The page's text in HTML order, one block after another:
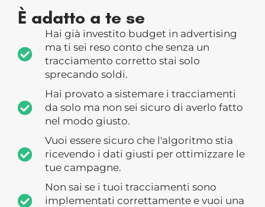
È adatto a te se
Hai già investito budget in advertising
ma ti sei reso conto che senza un
tracciamento corretto stai solo
sprecando soldi.
Hai provato a sistemare i tracciamenti
da solo ma non sei sicuro di averlo fatto
nel modo giusto.
Vuoi essere sicuro che l'algoritmo stia
ricevendo i dati giusti per ottimizzare le
tue campagne.
Non sai se i tuoi tracciamenti sono
implementati correttamente e vuoi una